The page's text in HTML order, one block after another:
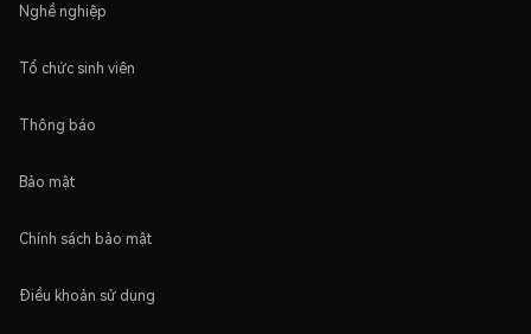
Nghề nghiệp
Tổ chức sinh viên
Thông báo
Bảo mật
Chính sách bảo mật
Điều khoản sử dụng